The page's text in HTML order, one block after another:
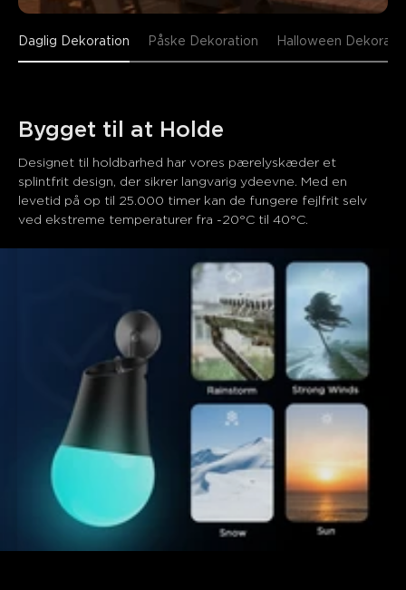
Daglig Dekoration Påske Dekoration Halloween
Bygget til at Holde
Designet til holdbarhed har vores pærelyskæder et
splintfrit design, der sikrer langvarig ydeevne. Med en
levetid på op til 25.000 timer kan de fungere fejlfrit selv
ved ekstreme temperaturer fra -20°C til 40°C.